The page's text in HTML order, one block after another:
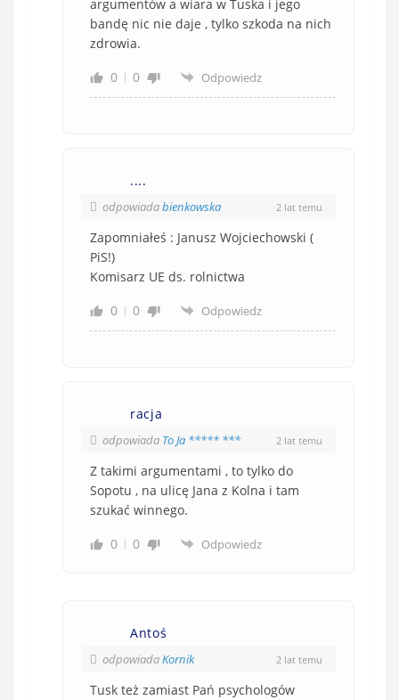
argumentów a wiara w Tuska i jego
bandę nic nie daje , tylko szkoda na nich
zdrowia.
0
0 Odpowiedz
....
odpowiadabienkowska 2 lat temu
Zapomniałeś : Janusz Wojciechowski (
PiS!)
Komisarz UE ds. rolnictwa
0
0 Odpowiedz
racja
odpowiada To Ja ***** *** 2 lat temu
Z takimi argumentami , to tylko do
Sopotu , na ulicę Jana z Kolna i tam
szukać winnego.
0
0 Odpowiedz
Antoś
odpowiadaKornik 2 lat temu
Tusk też zamiast Pań psychologów